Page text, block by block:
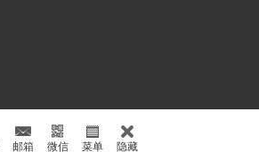
邮箱 微信 菜单 隐藏